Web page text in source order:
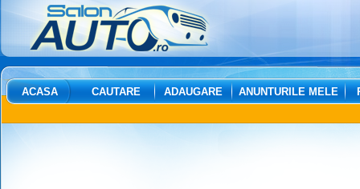
ACASA CAUTARE ADAUGARE ANUNTURILE MELE